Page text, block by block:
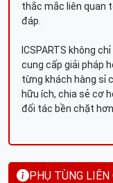
thắc mắc liên quan
đáp.
ICSPARTS không
cung cấp giải pháp
từng khách hàng sỉ
hữu ích, chia sẻ cơ
đối tác bền chặt
PHỤ TÙNG LIÊN